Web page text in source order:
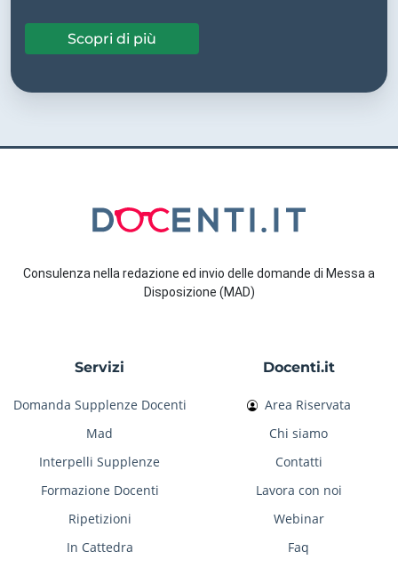
Scopri di più
Consulenza nella redazione ed invio delle domande di Messa a
Disposizione (MAD)
Servizi
Domanda Supplenze Docenti
Mad
Interpelli Supplenze
Formazione Docenti
Ripetizioni
In Cattedra
Docenti.it
Area Riservata
Chi siamo
Contatti
Lavora con noi
Webinar
Faq